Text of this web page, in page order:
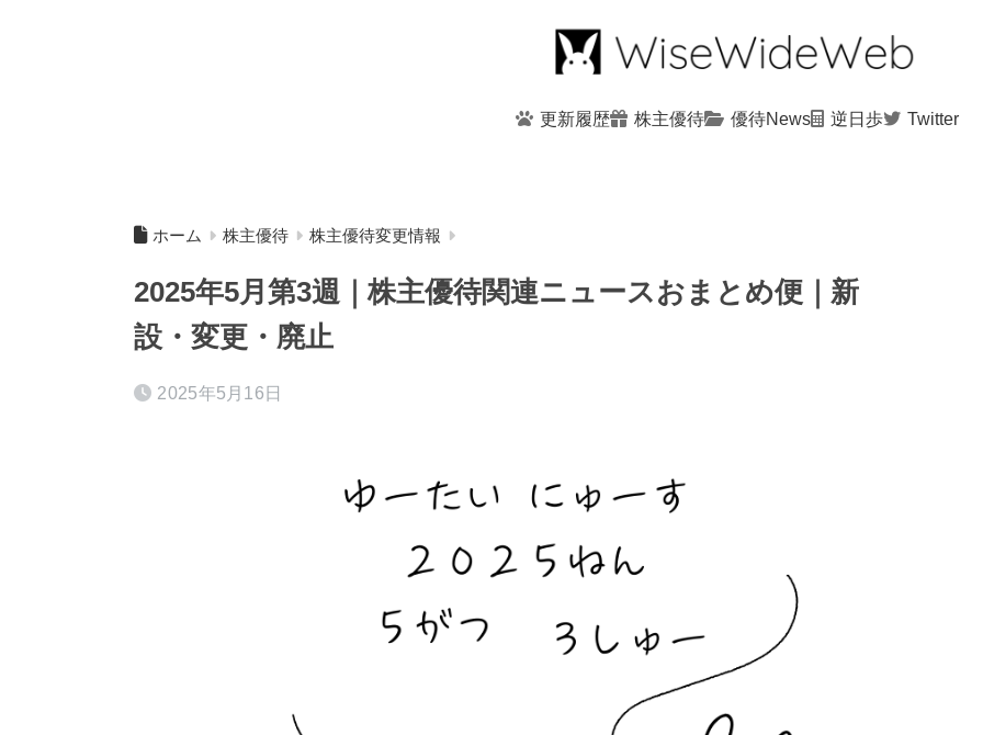
更新履歴 株主優待 優待News 逆日歩 Twitter
ホーム 株主優待 株主優待変更情報
2025年5月第3週｜株主優待関連ニュースおまとめ便｜新
設・変更・廃止
2025年5月16日